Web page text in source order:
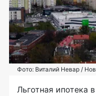
Фото: Виталий Невар /
Льготная ипотека